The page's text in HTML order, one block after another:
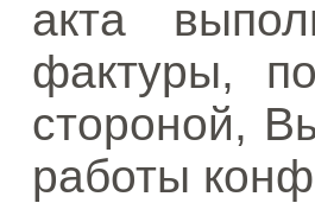
акта
фактуры,
стороной,
работы